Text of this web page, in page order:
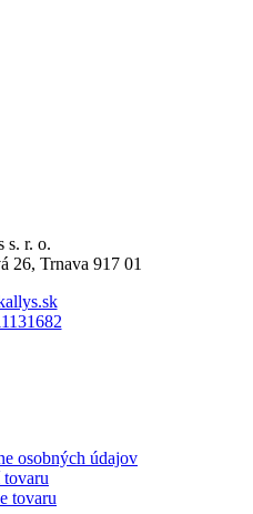
s. r. o.
26, Trnava 917 01
osobných údajov
tovaru